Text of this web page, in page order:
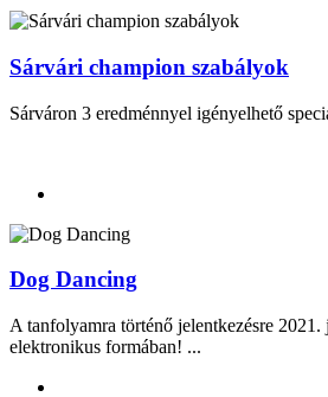
Sárvári champion szabályok
Sárváron 3 eredménnyel igényelhető
Dog Dancing
A tanfolyamra történő jelentkezésre
elektronikus formában! ...